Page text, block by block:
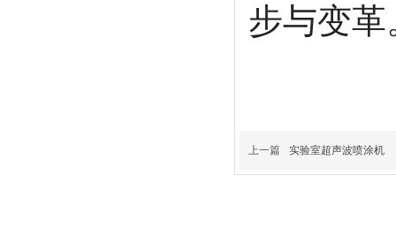
步与变革
上一篇 实验室超声波喷涂机